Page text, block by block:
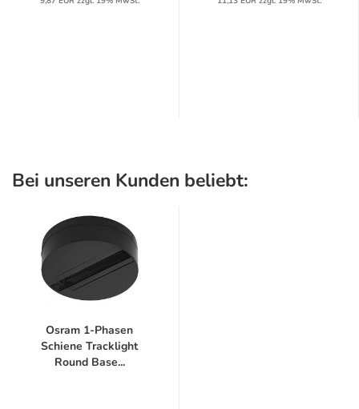
Bei unseren Kunden beliebt:
Osram 1-Phasen
Schiene Tracklight
Round Base...